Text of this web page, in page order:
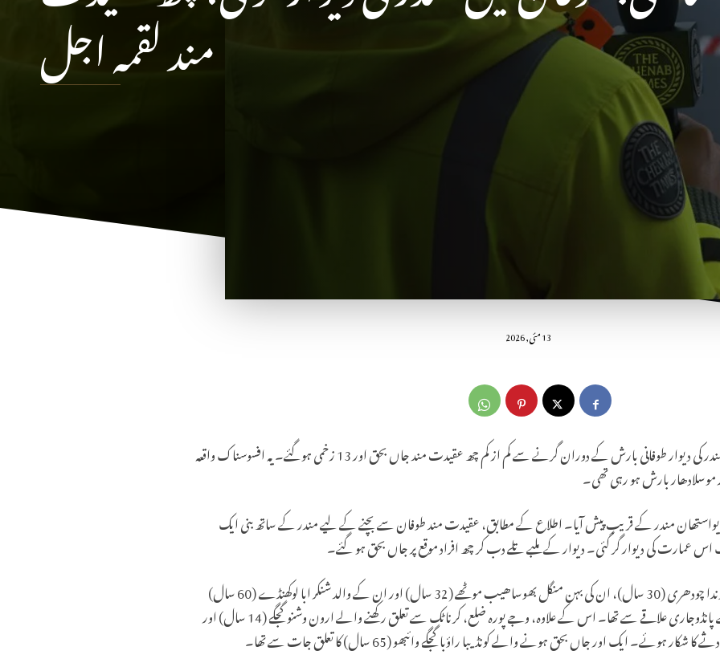
13 مئی, 2026
مند لقمہ اجل
مہاراشٹر کے ضلع سانگلی میں واقع ایک مندر کی دیوار طوفانی بارش کے دوران گرنے سے کم از کم چھ عقیدت مند جاں بحق اور 13 زخمی ہوگئے۔ یہ افسوسناک واقعہ
موسلادھار بارش ہو رہی تھی۔
دیواستھان مندر کے قریب پیش آیا۔ اطلاع کے مطابق، عقیدت مند طوفان سے بچنے کے لیے مندر کے ساتھ بنی ایک
عمارت کی دیوار گر گئی۔ دیوار کے ملبے تلے دب کر چھ افراد موقع پر جاں بحق ہو گئے۔
جاں بحق ہونے والوں میں سنگیتا رام گوندا چودھری (30 سال)، ان کی بہن منگل بھوساھیب موٹھے (32 سال) اور ان کے والد شنکر ابا لوکھنڈے (60 سال)
شامل ہیں، جن کا تعلق جات تحصیل کے پانڈوجاری علاقے سے تھا۔ اس کے علاوہ، وجے پورہ ضلع، کرناٹک سے تعلق رکھنے والے ارون وشنو گجگے (14 سال) اور